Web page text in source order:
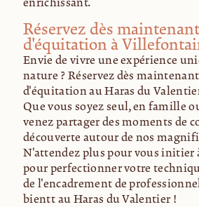
Réservez dès
d'équitation à
Envie de vivre une expérience
nature ? Réservez dès
d'équitation au Haras du
Que vous soyez seul, en famille
venez partager des moments de
découverte autour de nos
N'attendez plus pour vous initier
pour perfectionner votre
de l'encadrement de
bientôt au Haras du Valentier !